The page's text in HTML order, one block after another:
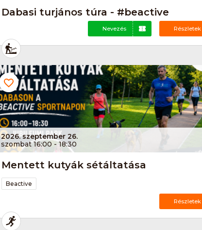
Dabasi turjános túra - #beactive
Nevezés Részletek
2026. szeptember 26.
szombat 16:00 - 18:30
Mentett kutyák sétáltatása
Beactive
Részletek